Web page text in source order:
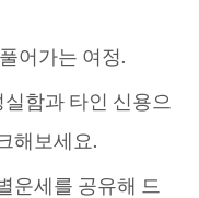
이
어가는 여정.
함과 타인 신용으
해보세요.
운세를 공유해 드